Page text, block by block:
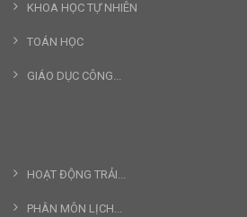
KHOA HỌC TỰ NHIÊN
TOÁN HỌC
GIÁO DỤC CÔNG...
HOẠT ĐỘNG TRẢI...
PHÂN MÔN LỊCH...